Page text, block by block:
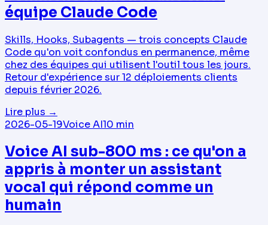
équipe Claude Code
Skills, Hooks, Subagents — trois concepts Claude
Code qu'on voit confondus en permanence, même
chez des équipes qui utilisent l'outil tous les jours.
Retour d'expérience sur 12 déploiements clients
depuis février 2026.
Lire plus →
2026-05-19Voice AI10 min
Voice AI sub-800 ms : ce qu'on a
appris à monter un assistant
vocal qui répond comme un
humain